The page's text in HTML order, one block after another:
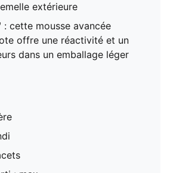
extérieure
: cette mousse avancée
offre une réactivité et un
dans un emballage léger